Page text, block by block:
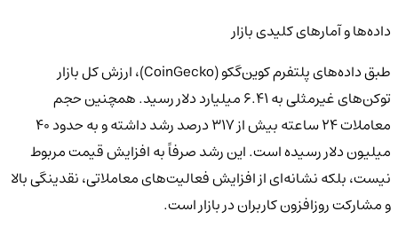
داده‌ها و آمارهای کلیدی بازار
طبق داده‌های پلتفرم کوین‌گکو (CoinGecko)، ارزش کل بازار
توکن‌های غیرمثلی به ۶.۴۱ میلیارد دلار رسید. همچنین حجم
معاملات ۲۴ ساعته بیش از ۳۱۷ درصد رشد داشته و به حدود ۴۰
میلیون دلار رسیده است. این رشد صرفاً به افزایش قیمت مربوط
نیست، بلکه نشانه‌ای از افزایش فعالیت‌های معاملاتی، نقدینگی بالا
و مشارکت روزافزون کاربران در بازار است.